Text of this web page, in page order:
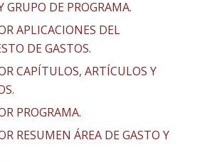
GRUPO DE PROGRAMA.
APLICACIONES DEL
DE GASTOS.
CAPÍTULOS, ARTÍCULOS Y
PROGRAMA.
RESUMEN ÁREA DE GASTO Y